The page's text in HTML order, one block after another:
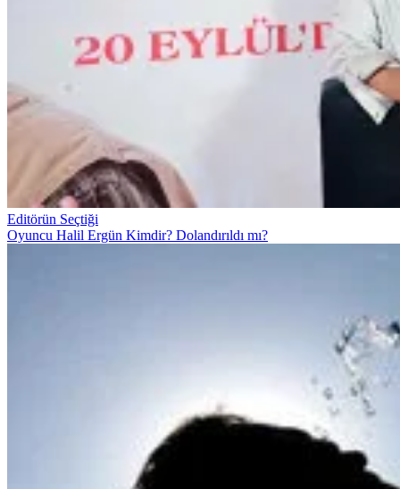
Editörün Seçtiği
Oyuncu Halil Ergün Kimdir? Dolandırıldı mı?